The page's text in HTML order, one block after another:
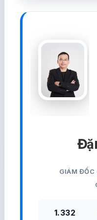
GIÁM ĐỐC
1.332